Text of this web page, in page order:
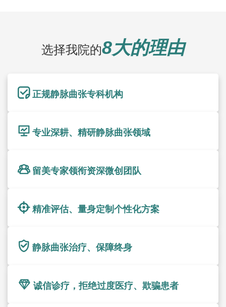
选择我院的8大的理由
正规静脉曲张专科机构
专业深耕、精研静脉曲张领域
留美专家领衔资深微创团队
精准评估、量身定制个性化方案
静脉曲张治疗、保障终身
诚信诊疗，拒绝过度医疗、欺骗患者